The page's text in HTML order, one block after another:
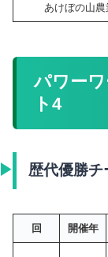
あけぼの山
パワー
ト4
歴代優勝
回 開催年